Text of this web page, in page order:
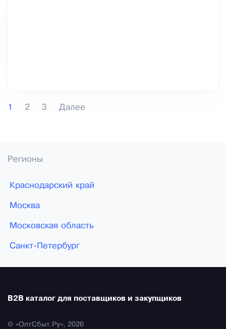
1 2 3 Далее
Регионы
Краснодарский край
Москва
Московская область
Санкт-Петербург
B2B каталог для поставщиков и закупщиков
© «ОптСбыт.Ру», 2026